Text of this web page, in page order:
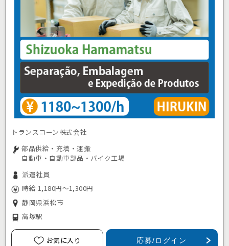
トランスコーン株式会社
部品供給・充填・運搬
自動車・自動車部品・バイク工場
派遣社員
時給 1,180円～1,300円
静岡県浜松市
高塚駅
お気に入り 応募/ログイン